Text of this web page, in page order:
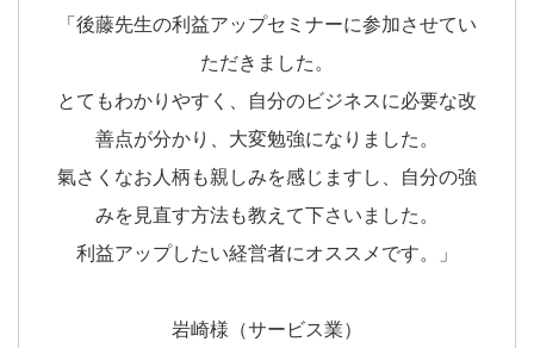
「後藤先生の利益アップセミナーに参加させてい
ただきました。
とてもわかりやすく、自分のビジネスに必要な改
善点が分かり、大変勉強になりました。
氣さくなお人柄も親しみを感じますし、自分の強
みを見直す方法も教えて下さいました。
利益アップしたい経営者にオススメです。」
岩崎様（サービス業）